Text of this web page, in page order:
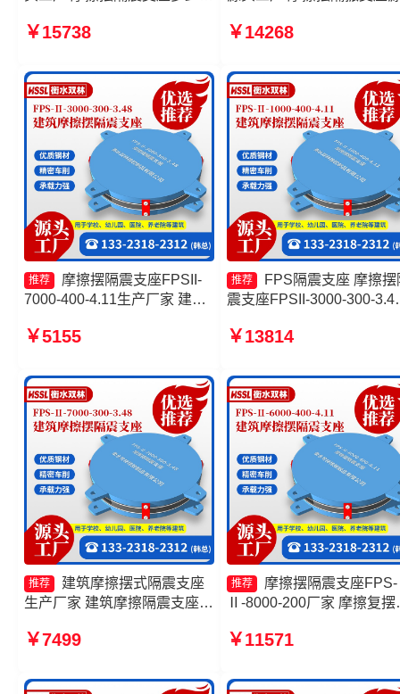
摆式橡胶隔震支座生产厂家
￥15738
9000-400-4.11生产厂家 隔
家
￥14268
推荐
摩擦摆隔震支座FPSII-
7000-400-4.11生产厂家 建筑
减震支座生产厂家 摩擦摆隔震
家
￥5155
推荐
FPS隔震支座 摩擦摆
震支座FPSII-3000-300-
8000-400-4.11 摩擦摆支座
￥13814
推荐
建筑摩擦摆式隔震支座
生产厂家 建筑摩擦隔震支座生
支座生产厂家 摩擦支座源头工
￥7499
推荐
摩擦摆隔震支座FPS-
Ⅱ-8000-200厂家 摩擦复摆
生产厂家 摩擦摆隔震支座
￥11571